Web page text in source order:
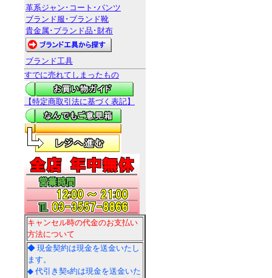
革系ジャン･コート･パンツ
ブランド服･ブランド靴
貴金属･ブランド品･財布
ブランド工具
すでに売れてしまったもの
【特定商取引法に基づく表記】
キャンセル時の代金のお支払い
方法について
◆ 現金契約は現金を送金いたし
ます。
◆ 代引き契s約は現金を送金いた